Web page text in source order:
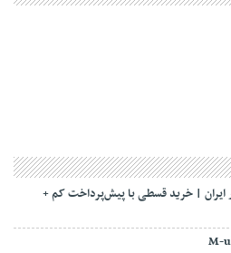
| خرید قسطی با پیش‌پرداخت کم +